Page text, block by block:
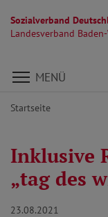
Sozialverband
Landesverband
Direkt zu den
MENÜ
Startseite
Inklusive
„tag des
23.08.2021